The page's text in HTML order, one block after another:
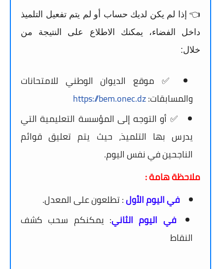
👈 إذا لم يكن لديك حساب أو لم يتم تفعيل التلميذ
داخل الفضاء، يمكنك الاطلاع على النتيجة من
خلال:
✅ موقع الديوان الوطني للامتحانات
والمسابقات:https://bem.onec.dz
✅ أو التوجه إلى المؤسسة التعليمية التي
يدرس بها التلميذ، حيث يتم تعليق قوائم
الناجحين في نفس اليوم.
ملاحظة هامة :
في اليوم الأول: تطلعون على المعدل.
في اليوم الثاني: يمكنكم سحب كشف
النقاط